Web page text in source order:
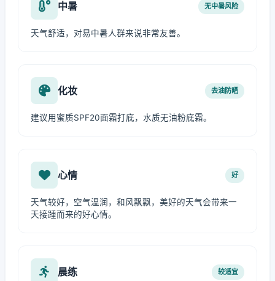
中暑 无中暑风险
天气舒适，对易中暑人群来说非常友善。
化妆 去油防晒
建议用蜜质SPF20面霜打底，水质无油粉底霜。
心情 好
天气较好，空气温润，和风飘飘，美好的天气会带来一
天接踵而来的好心情。
晨练 较适宜